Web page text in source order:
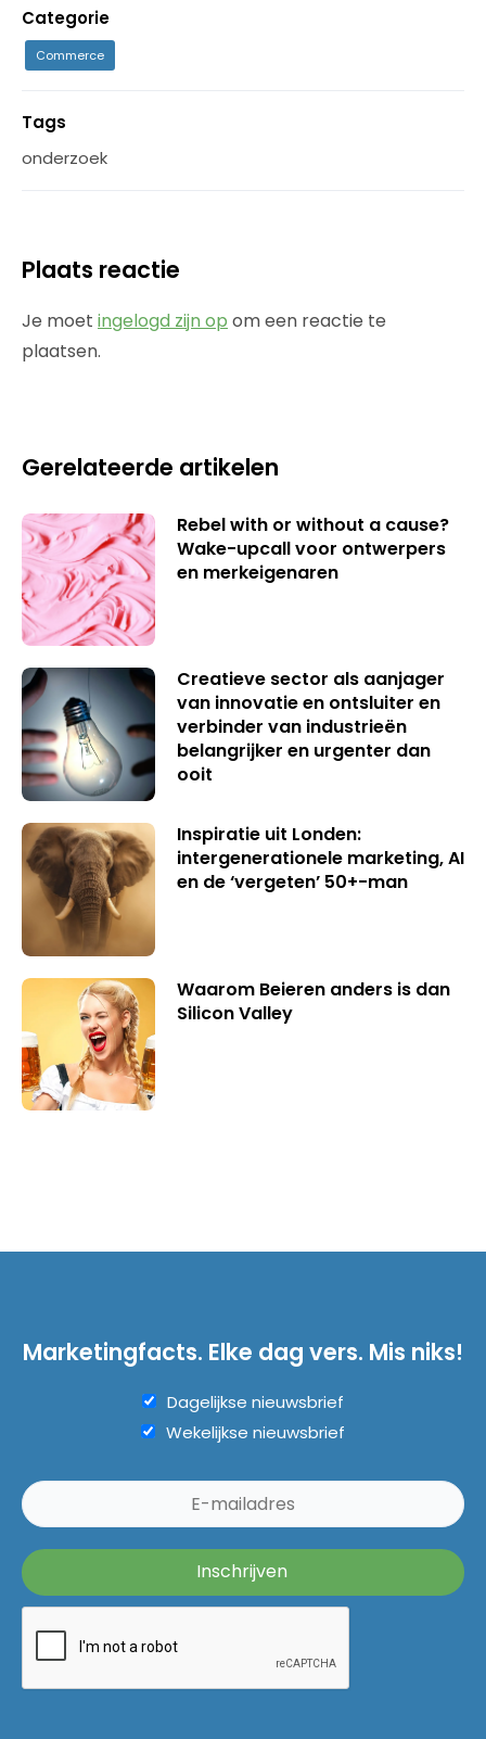
Categorie
Commerce
Tags
onderzoek
Plaats reactie
Je moet ingelogd zijn op om een reactie te
plaatsen.
Gerelateerde artikelen
Rebel with or without a cause?
Wake-upcall voor ontwerpers
en merkeigenaren
Creatieve sector als aanjager
van innovatie en ontsluiter en
verbinder van industrieën
belangrijker en urgenter dan
ooit
Inspiratie uit Londen:
intergenerationele marketing, AI
en de ‘vergeten’ 50+-man
Waarom Beieren anders is dan
Silicon Valley
Marketingfacts. Elke dag vers. Mis niks!
Dagelijkse nieuwsbrief
Wekelijkse nieuwsbrief